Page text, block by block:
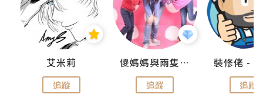
艾米莉
追蹤
儍媽媽與兩隻小魔怪之家
追蹤 追蹤